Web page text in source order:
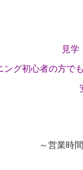
見学
ング初心者の方で
～営業時